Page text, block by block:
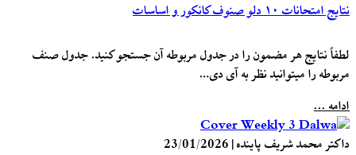
نتایج امتحانات ۱۰ دلو صنوف کانکور و اساسات
لطفاً نتایج هر مضمون را در جدول مربوطه آن جستجو کنید. جدول صنف
مربوطه را میتوانید نظر به آی دی…
ادامه ...
داکتر محمد شریف پاینده|
23/01/2026